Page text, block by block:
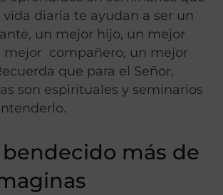
diaria te ayudan a ser un
un mejor hijo, un mejor
mejor compañero, un mejor
que para el Señor,
son espirituales y seminarios
bendecido más de